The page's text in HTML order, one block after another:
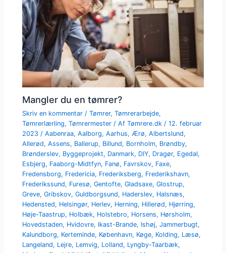
Mangler du en tømrer?
Skriv en kommentar /Tømrer,Tømrerarbejde,
Tømrerlærling,Tømrermester / AfTømrere.dk /12. februar
2023 /Aabenraa,Aalborg,Aarhus, Ærø,Albertslund,
Allerød,Assens, Ballerup, Billund, Bornholm, Brøndby,
Brønderslev, Byggeprojekt, Danmark, DIY, Dragør, Egedal,
Esbjerg, Faaborg-Midtfyn, Fanø, Favrskov, Faxe,
Fredensborg, Fredericia, Frederiksberg, Frederikshavn,
Frederikssund, Furesø,Gentofte,Gladsaxe,Glostrup,
Greve,Gribskov,Guldborgsund, Haderslev, Halsnæs,
Hedensted, Helsingør, Herlev, Herning, Hillerød, Hjørring,
Høje-Taastrup, Holbæk, Holstebro, Horsens, Hørsholm,
Hovedstaden, Hvidovre, Ikast-Brande, Ishøj,Jammerbugt,
Kalundborg, Kerteminde, København, Køge, Kolding, Læsø,
Langeland, Lejre, Lemvig, Lolland, Lyngby-Taarbæk,